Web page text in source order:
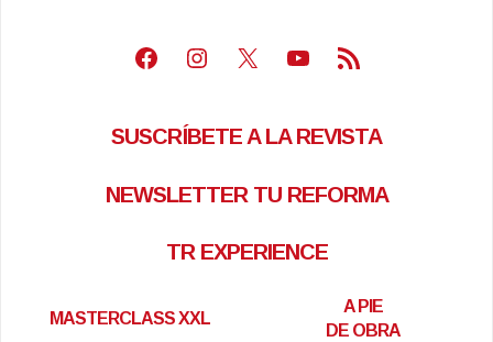
Facebook
Instagram
X Youtube
Feed RSS
SUSCRÍBETE A LA REVISTA
NEWSLETTER TU REFORMA
TR EXPERIENCE
MASTERCLASS XXL
A PIE
DE OBRA